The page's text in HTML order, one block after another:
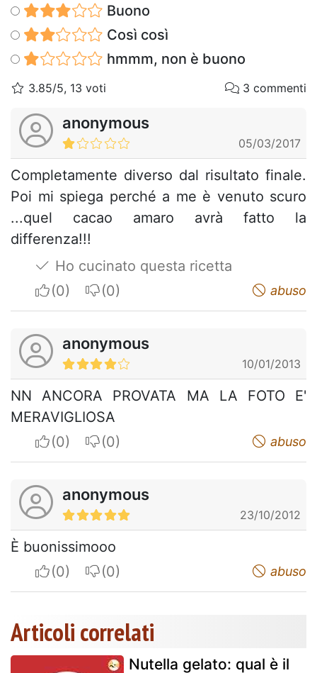
Buono
Così così
hmmm, non è buono
3.85/5, 13 voti 3 commenti
anonymous
05/03/2017
Completamente diverso dal risultato finale.
Poi mi spiega perché a me è venuto scuro
...quel cacao amaro avrà fatto la
differenza!!!
Ho cucinato questa ricetta
I apreciateI do not appreciate abuso
anonymous
10/01/2013
NN ANCORA PROVATA MA LA FOTO E'
MERAVIGLIOSA
I apreciateI do not appreciate abuso
anonymous
23/10/2012
È buonissimooo
I apreciateI do not appreciate abuso
Articoli correlati
Nutella gelato: qual è il